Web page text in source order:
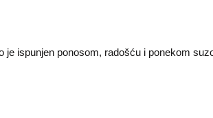
ispunjen ponosom, radošću i ponekom